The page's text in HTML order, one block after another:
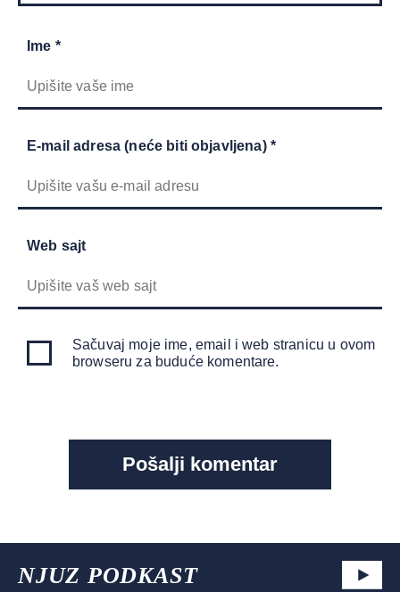
Ime *
E-mail adresa (neće biti objavljena) *
Web sajt
Sačuvaj moje ime, email i web stranicu u ovom
browseru za buduće komentare.
NJUZ PODKAST